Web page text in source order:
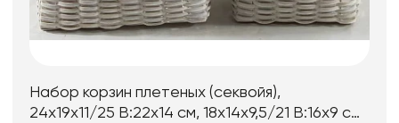
Набор корзин плетеных (секвойя),
24x19x11/25 B:22x14 см, 18x14x9,5/21 B:16x9 см,